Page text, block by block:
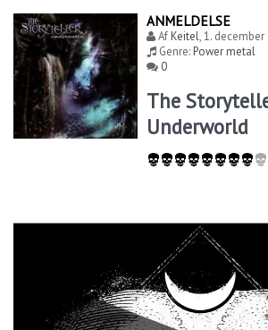
ANMELDELSE
AfKeitel,1. december
Genre:Power metal
0
The
Underworld